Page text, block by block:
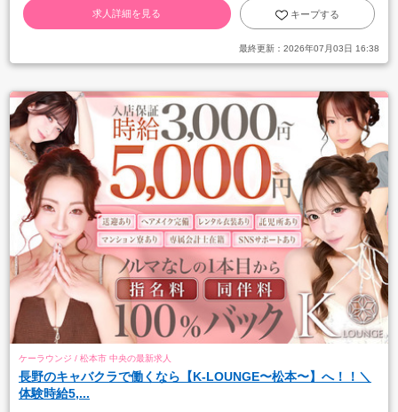
求人詳細を見る キープする
最終更新： 2026年07月03日 16:38
ケーラウンジ / 松本市 中央の最新求人
長野のキャバクラで働くなら【K-LOUNGE〜松本〜】へ！！＼
体験時給5,...